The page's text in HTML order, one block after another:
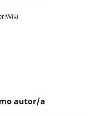
autor/a